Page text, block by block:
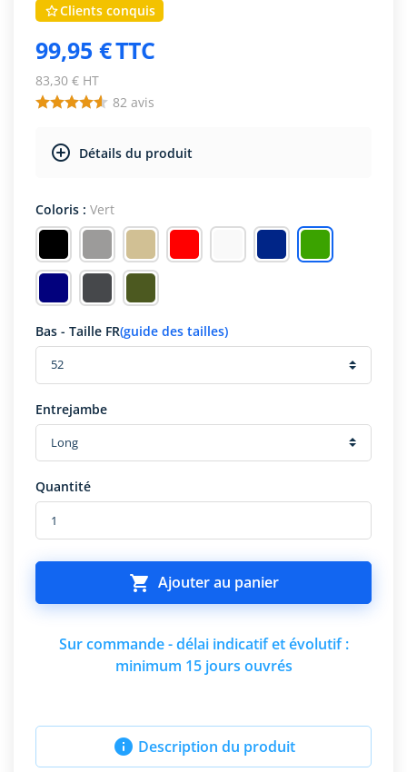
Clients conquis
99,95 €TTC
83,30 € HT
82 avis
Détails du produit
Coloris : Vert
Bas - Taille FR(guide des tailles)
Entrejambe
Quantité
 Ajouter au panier
Sur commande - délai indicatif et évolutif :
minimum 15 jours ouvrés
 Description du produit